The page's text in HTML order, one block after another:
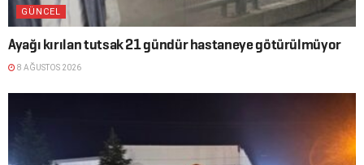
GÜNCEL
Ayağı kırılan tutsak 21 gündür hastaneye götürülmüyor
8 AĞUSTOS 2026